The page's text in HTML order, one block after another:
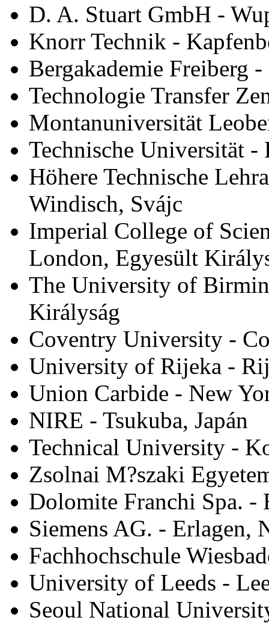
D. A. Stuart GmbH -
Knorr Technik -
Bergakademie Freiberg
Technologie Transfer
Montanuniversität
Technische Universität -
Höhere Technische
Windisch, Svájc
Imperial College of
London, Egyesült
The University of
Királyság
Coventry University -
University of Rijeka -
Union Carbide - New
NIRE - Tsukuba, Japán
Technical University -
Zsolnai M?szaki
Dolomite Franchi Spa. -
Siemens AG. - Erlagen,
Fachhochschule
University of Leeds -
Seoul National